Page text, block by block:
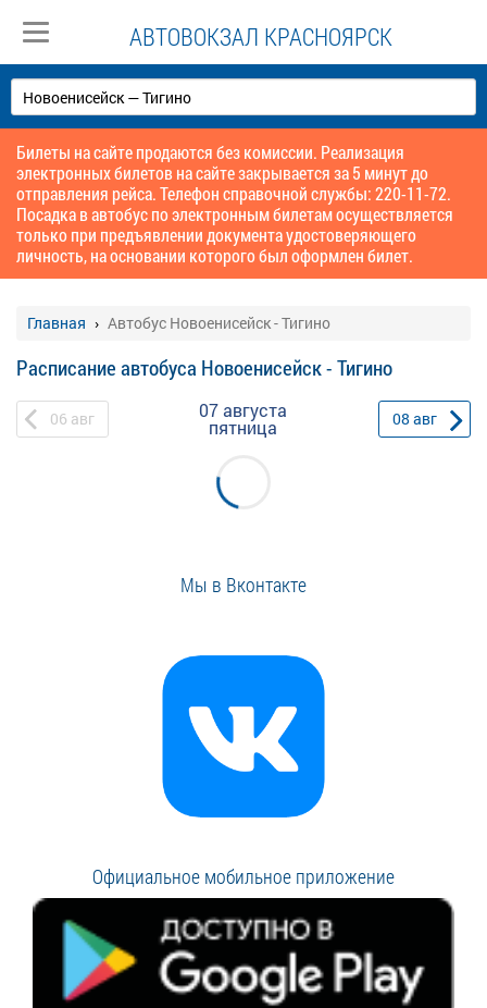
АВТОВОКЗАЛ КРАСНОЯРСК
Билеты на сайте продаются без комиссии. Реализация
электронных билетов на сайте закрывается за 5 минут до
отправления рейса. Телефон справочной службы: 220-11-72.
Посадка в автобус по электронным билетам осуществляется
только при предъявлении документа удостоверяющего
личность, на основании которого был оформлен билет.
Главная Автобус Новоенисейск - Тигино
Расписание автобуса Новоенисейск - Тигино
06 авг 07 августа
пятница 08 авг
Мы в Вконтакте
Официальное мобильное приложение